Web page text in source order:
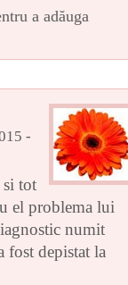
a adăuga
-
si tot
el problema lui
numit
fost depistat la